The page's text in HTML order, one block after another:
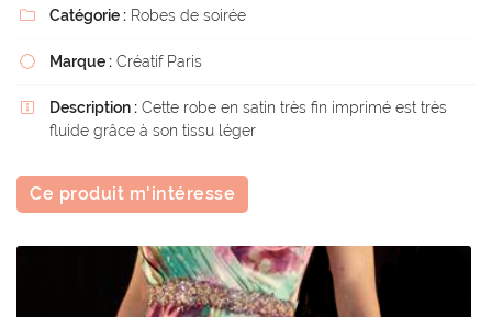
Une
 Catégorie : Robes de soirée
 Marque : Créatif Paris
 Description : Cette robe en satin très fin imprimé est très
fluide grâce à son tissu léger
Ce produit m'intéresse